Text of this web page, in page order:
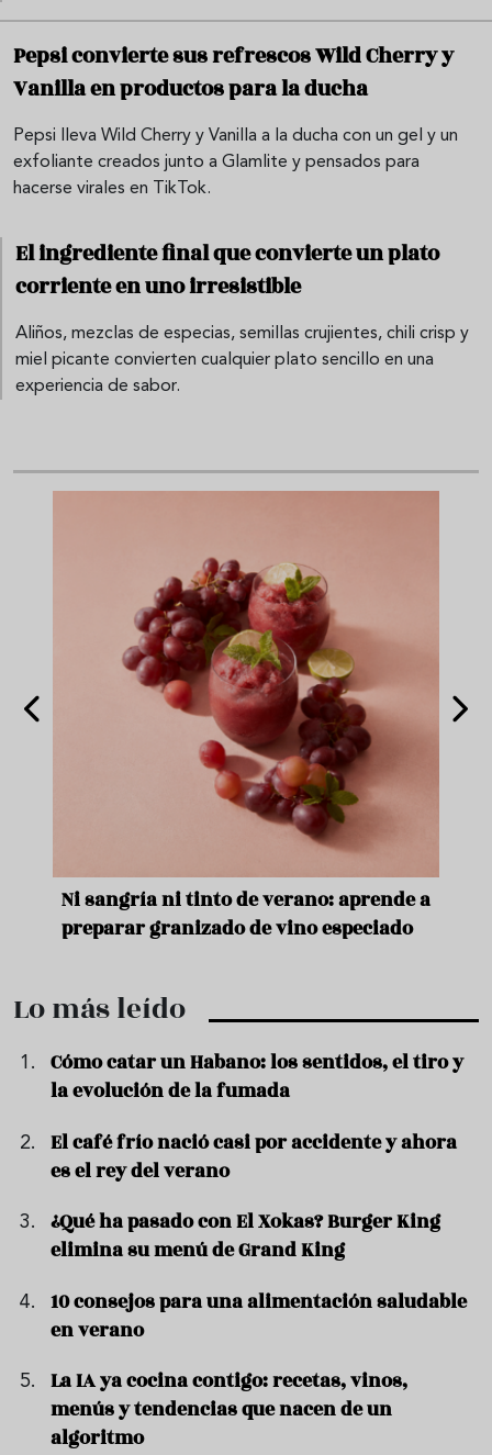
Pepsi convierte sus refrescos Wild Cherry y
Vanilla en productos para la ducha
Pepsi lleva Wild Cherry y Vanilla a la ducha con un gel y un
exfoliante creados junto a Glamlite y pensados para
hacerse virales en TikTok.
El ingrediente final que convierte un plato
corriente en uno irresistible
Aliños, mezclas de especias, semillas crujientes, chili crisp y
miel picante convierten cualquier plato sencillo en una
experiencia de sabor.
Ni sangría ni tinto de verano: aprende a
preparar granizado de vino especiado
Lo más leído
Cómo catar un Habano: los sentidos, el tiro y
la evolución de la fumada
El café frío nació casi por accidente y ahora
es el rey del verano
¿Qué ha pasado con El Xokas? Burger King
elimina su menú de Grand King
10 consejos para una alimentación saludable
en verano
La IA ya cocina contigo: recetas, vinos,
menús y tendencias que nacen de un
algoritmo